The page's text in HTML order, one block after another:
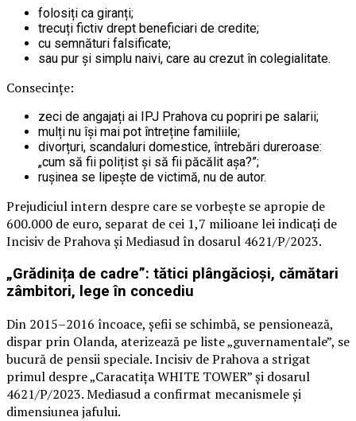
folosiți ca giranți;
trecuți fictiv drept beneficiari de credite;
cu semnături falsificate;
sau pur și simplu naivi, care au crezut în colegialitate.
Consecințe:
zeci de angajați ai IPJ Prahova cu popriri pe salarii;
mulți nu își mai pot întreține familiile;
divorțuri, scandaluri domestice, întrebări dureroase:
„cum să fii polițist și să fii păcălit așa?”;
rușinea se lipește de victimă, nu de autor.
Prejudiciul intern despre care se vorbește se apropie de
600.000 de euro, separat de cei 1,7 milioane lei indicați de
Incisiv de Prahova și Mediasud în dosarul 4621/P/2023.
„Grădinița de cadre”: tătici plângăcioși, cămătari
zâmbitori, lege în concediu
Din 2015–2016 încoace, șefii se schimbă, se pensionează,
dispar prin Olanda, aterizează pe liste „guvernamentale”, se
bucură de pensii speciale. Incisiv de Prahova a strigat
primul despre „Caracatița WHITE TOWER” și dosarul
4621/P/2023. Mediasud a confirmat mecanismele și
dimensiunea jafului.